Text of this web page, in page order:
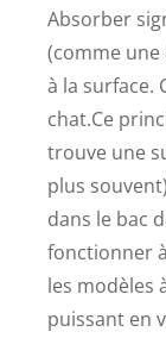
Absorber
(comme une
à la surface.
chat.Ce
trouve une
plus
dans le bac
fonctionner
les modèles
puissant en